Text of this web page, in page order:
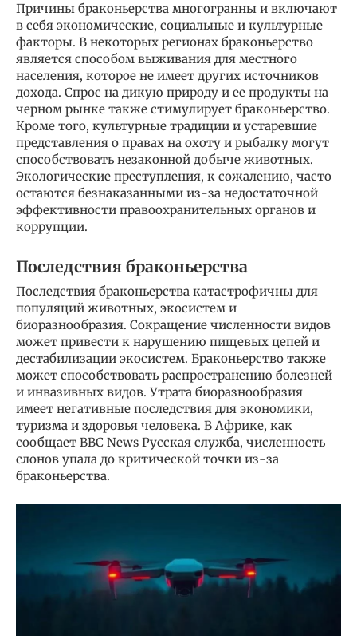
Причины браконьерства многогранны и включают
в себя экономические, социальные и культурные
факторы. В некоторых регионах браконьерство
является способом выживания для местного
населения, которое не имеет других источников
дохода. Спрос на дикую природу и ее продукты на
черном рынке также стимулирует браконьерство.
Кроме того, культурные традиции и устаревшие
представления о правах на охоту и рыбалку могут
способствовать незаконной добыче животных.
Экологические преступления, к сожалению, часто
остаются безнаказанными из-за недостаточной
эффективности правоохранительных органов и
коррупции.
Последствия браконьерства
Последствия браконьерства катастрофичны для
популяций животных, экосистем и
биоразнообразия. Сокращение численности видов
может привести к нарушению пищевых цепей и
дестабилизации экосистем. Браконьерство также
может способствовать распространению болезней
и инвазивных видов. Утрата биоразнообразия
имеет негативные последствия для экономики,
туризма и здоровья человека. В Африке, как
сообщает BBC News Русская служба, численность
слонов упала до критической точки из-за
браконьерства.